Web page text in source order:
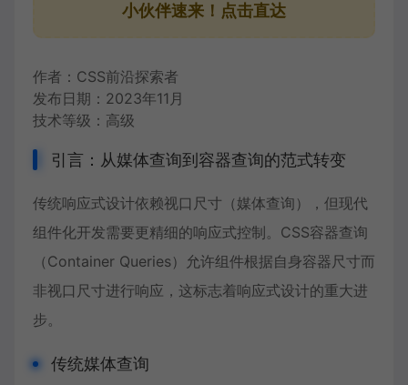
小伙伴速来！点击直达
作者：CSS前沿探索者
发布日期：2023年11月
技术等级：高级
引言：从媒体查询到容器查询的范式转变
传统响应式设计依赖视口尺寸（媒体查询），但现代
组件化开发需要更精细的响应式控制。 CSS容器查询
（Container Queries）允许组件根据自身容器尺寸而
非视口尺寸进行响应，这标志着响应式设计的重大进
步。
传统媒体查询